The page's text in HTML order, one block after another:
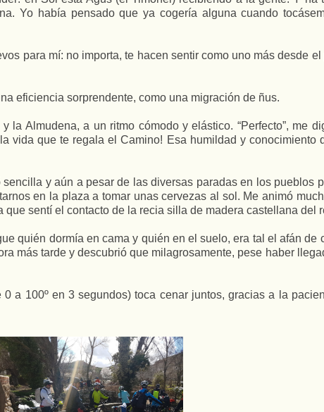
Yo había pensado que ya cogería alguna cuando
para mí: no importa, te hacen sentir como uno más desde
eficiencia sorprendente, como una migración de ñus.
Almudena, a un ritmo cómodo y elástico. “Perfecto”, me
vida que te regala el Camino! Esa humildad y conocimiento
y aún a pesar de las diversas paradas en los pueblos
en la plaza a tomar unas cervezas al sol. Me animó
sentí el contacto de la recia silla de madera castellana del
quién dormía en cama y quién en el suelo, era tal el afán
más tarde y descubrió que milagrosamente, pese haber
a 100º en 3 segundos) toca cenar juntos, gracias a la